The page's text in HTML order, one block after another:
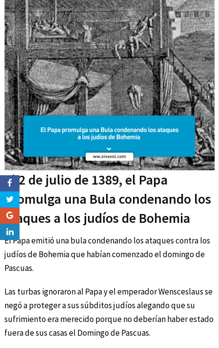
El 2 de julio de 1389, el Papa
promulga una Bula condenando los
ataques a los judíos de Bohemia
El Papa emitió una bula condenando los ataques contra los
judíos de Bohemia que habían comenzado el domingo de
Pascuas.
Las turbas ignoraron al Papa y el emperador Wensceslaus se
negó a proteger a sus súbditos judíos alegando que su
sufrimiento era merecido porque no deberían haber estado
fuera de sus casas el Domingo de Pascuas.